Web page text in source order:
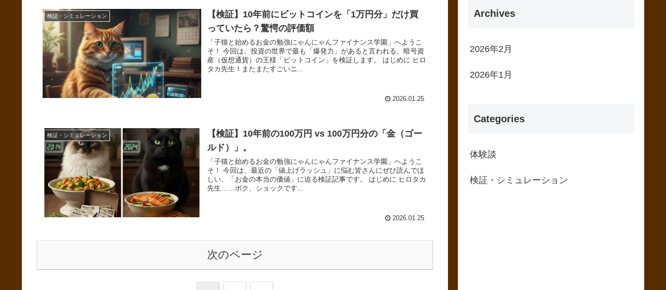
検証・シミュレーション
【検証】10年前にビットコインを「1万円分」だけ買
っていたら？驚愕の評価額
「子猫と始めるお金の勉強にゃんにゃんファイナンス学園」へようこ
そ！ 今回は、投資の世界で最も「爆発力」があると言われる、暗号資
産（仮想通貨）の王様「ビットコイン」を検証します。 はじめに ヒロ
タカ先生！またまたすごいニ...
2026.01.25
検証・シミュレーション
【検証】10年前の100万円 vs 100万円分の「金（ゴー
ルド）」。
「子猫と始めるお金の勉強にゃんにゃんファイナンス学園」へようこ
そ！ 今回は、最近の「値上げラッシュ」に悩む皆さんにぜひ読んでほ
しい、「お金の本当の価値」に迫る検証記事です。 はじめに ヒロタカ
先生……ボク、ショックです...
2026.01.25
次のページ
Archives
2026年2月
2026年1月
Categories
体験談
検証・シミュレーション